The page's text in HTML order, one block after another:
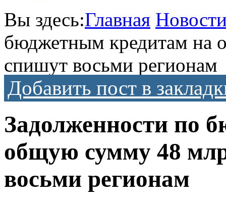
Вы здесь:Главная
бюджетным кредитам на
спишут восьми регионам
Добавить пост в
Задолженности по
общую сумму 48
восьми регионам